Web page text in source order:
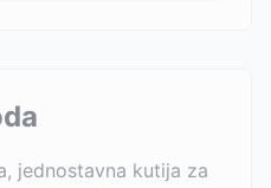
jednostavna kutija za